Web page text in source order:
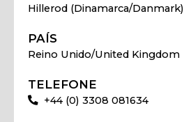
Hillerod (Dinamarca/Danmark)
PAÍS
Reino Unido/United Kingdom
TELEFONE
+44 (0) 3308 081634